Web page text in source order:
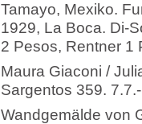
Tamayo, Mexiko.
1929, La Boca. Di-
2 Pesos, Rentner 1
Maura Giaconi /
Sargentos 359.
Wandgemälde von